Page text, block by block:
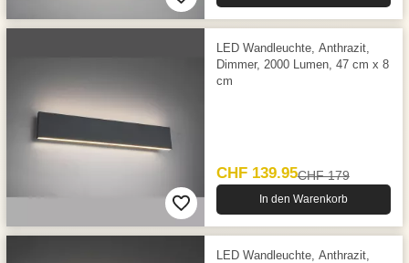
LED Wandleuchte, Anthrazit,
Dimmer, 2000 Lumen, 47 cm x 8
cm
CHF 139.95CHF 179
In den Warenkorb
LED Wandleuchte, Anthrazit,